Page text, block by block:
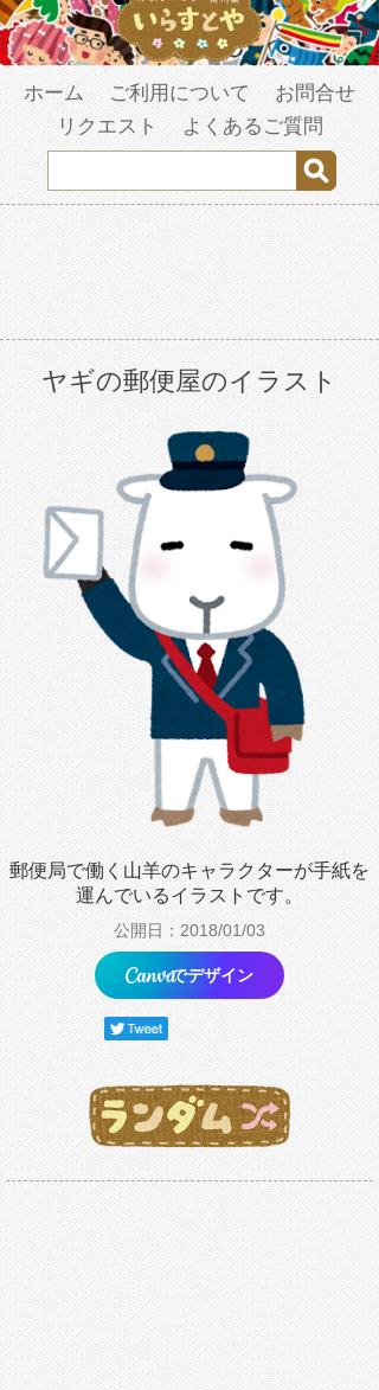
ホーム ご利用について
お問合せ
リクエスト
よくあるご質問
ヤギの郵便屋のイラスト
郵便局で働く山羊のキャラクターが手紙を
運んでいるイラストです。
公開日：2018/01/03
でデザイン